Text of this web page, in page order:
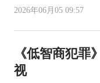
2026年06月05 09:57
《低智商犯罪
视